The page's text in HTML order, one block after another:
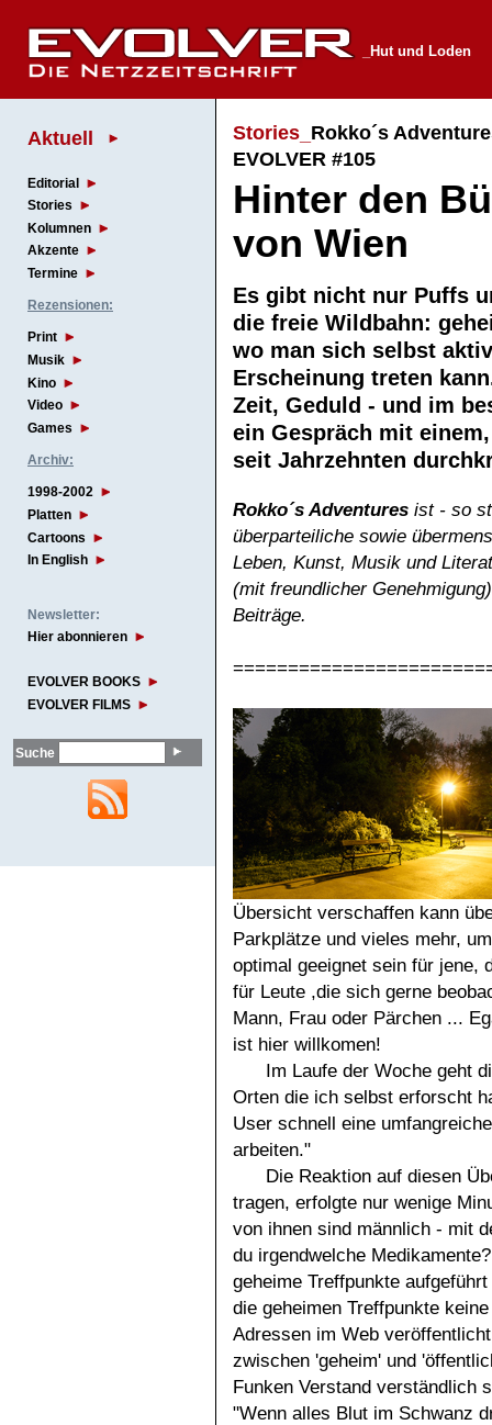
_Hut und Loden
Aktuell
Editorial
Stories
Kolumnen
Akzente
Termine
Rezensionen:
Print
Musik
Kino
Video
Games
Archiv:
1998-2002
Platten
Cartoons
In English
Newsletter:
Hier abonnieren
EVOLVER BOOKS
EVOLVER FILMS
Suche
Stories_ Rokko´s
EVOLVER #105
Hinter den
von Wien
Es gibt nicht nur Puffs
die freie Wildbahn:
wo man sich selbst
Erscheinung treten
Zeit, Geduld - und im
ein Gespräch mit
seit Jahrzehnten
Rokko´s Adventures ist - so
überparteiliche sowie
Leben, Kunst, Musik und
(mit freundlicher
Beiträge.
Übersicht verschaffen kann
Parkplätze und vieles mehr,
optimal geeignet sein für jene,
für Leute ,die sich gerne
Mann, Frau oder Pärchen ...
ist hier willkomen!
Im Laufe der Woche geht
Orten die ich selbst erforscht
User schnell eine
arbeiten."
Die Reaktion auf diesen
tragen, erfolgte nur wenige
von ihnen sind männlich - mit
du irgendwelche
geheime Treffpunkte
die geheimen Treffpunkte
Adressen im Web
zwischen 'geheim' und
Funken Verstand verständlich
"Wenn alles Blut im Schwanz